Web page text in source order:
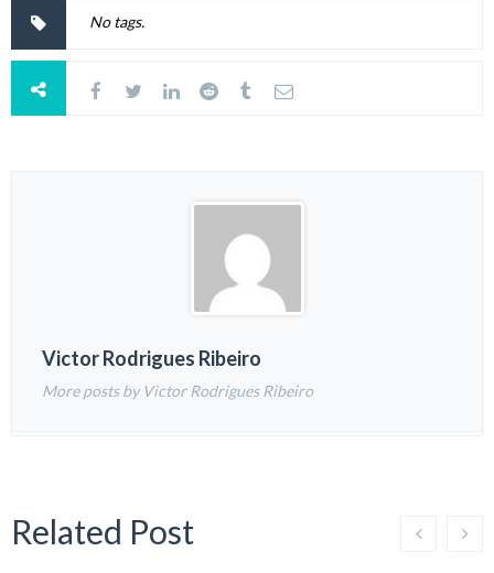
No tags.
Victor Rodrigues Ribeiro
More posts by Victor Rodrigues Ribeiro
Related Post